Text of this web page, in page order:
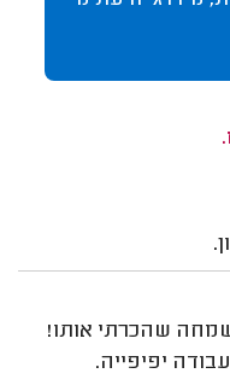
שמחה שהכרתי אותו!
יפיפייה.